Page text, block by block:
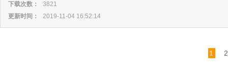
下载次数：
3821
更新时间：
2019-11-04 16:52:14
1 2